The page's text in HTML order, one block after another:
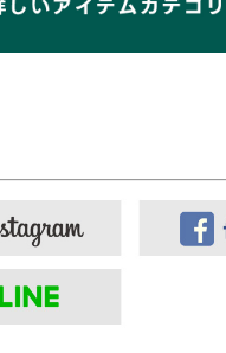
重62kgの男性がMサイズ着用。